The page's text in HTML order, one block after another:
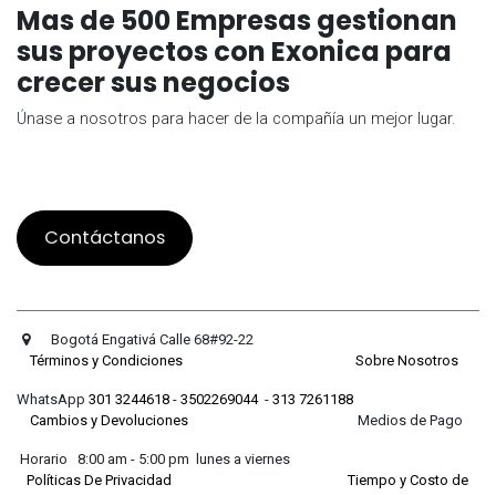
Mas de 500 Empresas gestionan
sus proyectos con Exonica para
crecer sus negocios
Únase a nosotros para hacer de la compañía un mejor lugar.
Contáctanos
Bogotá Engativá Calle 68#92-22
Términos y Condiciones
Sobre Nosotros
WhatsApp 301 3244618 - 3502269044- 313 7261188
Cambios y Devoluciones Medios de Pago
Horario 8:00 am - 5:00 pm lunes a viernes
Políticas De Privacidad
Tiempo y Costo de